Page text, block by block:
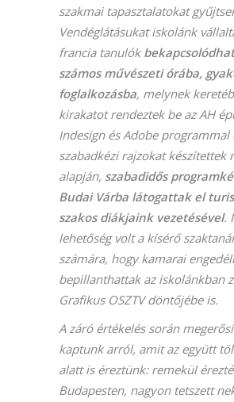
szakmai tapasztalatokat
Vendéglátásukat iskolánk
francia tanulók
számos művészeti órába,
foglalkozásba, melynek
kirakatot rendeztek be az AH
Indesign és Adobe programmal
szabadkézi rajzokat készítettek
alapján, szabadidős
Budai Várba látogattak el
szakos diákjaink vezetésével.
lehetőség volt a kísérő
számára, hogy kamarai
bepillanthattak az iskolánkban
Grafikus OSZTV döntőjébe is.
A záró értékelés során
kaptunk arról, amit az együtt
alatt is éreztünk: remekül
Budapesten, nagyon tetszett